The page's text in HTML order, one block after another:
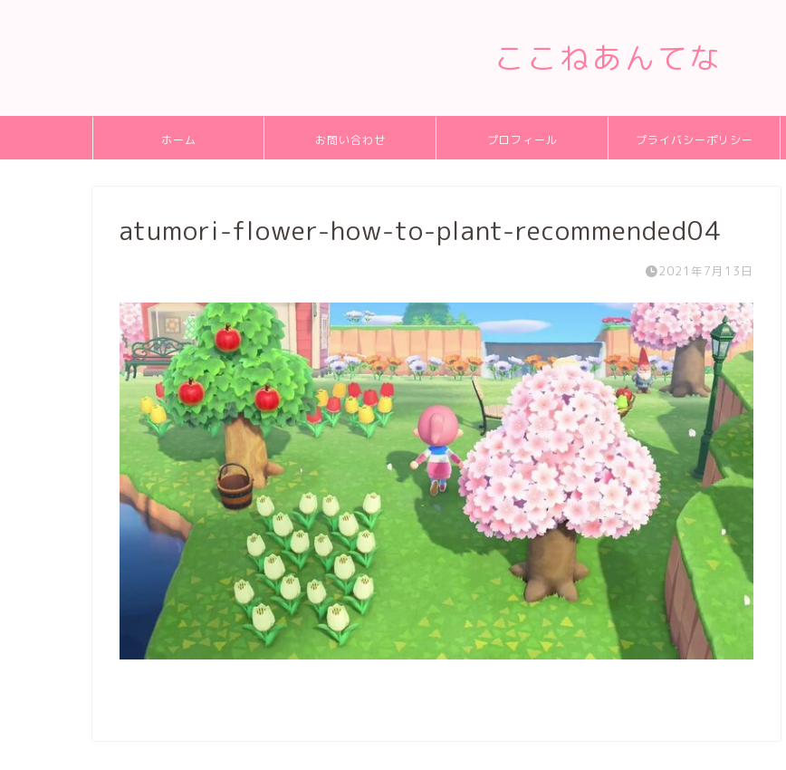
ここねあんてな
ホーム お問い合わせ プロフィール プライバシーポリシー
atumori-flower-how-to-plant-recommended04
2021年7月13日